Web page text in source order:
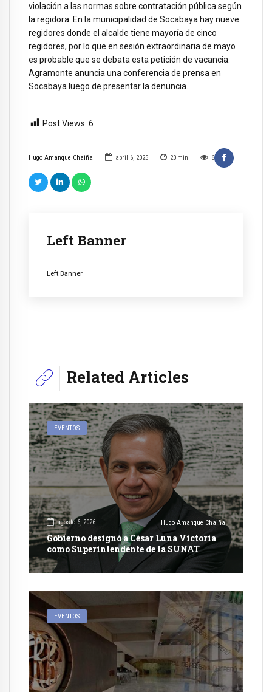
Hugo Amanque Chaiña abril 6, 2025 20 min 6
Left Banner
Left Banner
violación a las normas sobre contratación pública según
la regidora. En la municipalidad de Socabaya hay nueve
regidores donde el alcalde tiene mayoría de cinco
regidores, por lo que en sesión extraordinaria de mayo
es probable que se debata esta petición de vacancia.
Agramonte anuncia una conferencia de prensa en
Socabaya luego de presentar la denuncia.
Post Views: 6
Related Articles
EVENTOS
agosto 6, 2026 Hugo Amanque Chaiña
Gobierno designó a César Luna Victoria
como Superintendente de la SUNAT
EVENTOS